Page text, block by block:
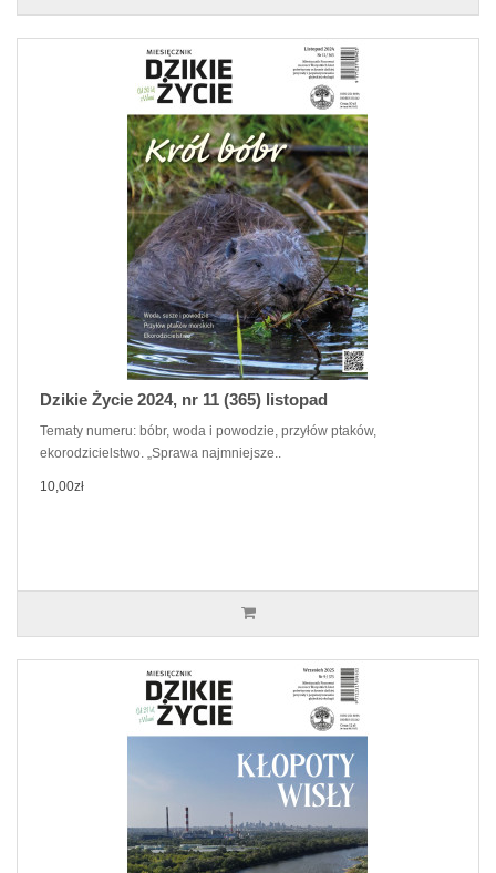
Dzikie Życie 2024, nr 11 (365) listopad
Tematy numeru: bóbr, woda i powodzie, przyłów ptaków,
ekorodzicielstwo. „Sprawa najmniejsze..
10,00zł